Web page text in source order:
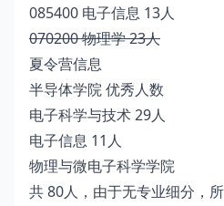
085400 电子信息 13人
070200 物理学 23人
夏令营信息
半导体学院 优秀人数
电子科学与技术 29人
电子信息 11人
物理与微电子科学学院
共 80人，由于无专业细分，